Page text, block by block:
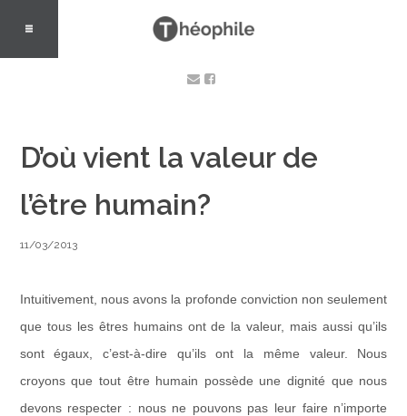
D’où vient la valeur de
l’être humain?
11/03/2013
Intuitivement, nous avons la profonde conviction non seulement
que tous les êtres humains ont de la valeur, mais aussi qu’ils
sont égaux, c’est-à-dire qu’ils ont la même valeur. Nous
croyons que tout être humain possède une dignité que nous
devons respecter : nous ne pouvons pas leur faire n’importe